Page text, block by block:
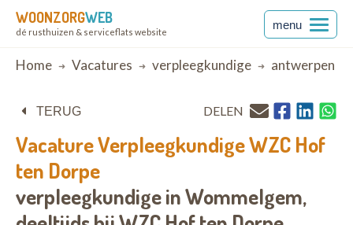
WOONZORGWEB
dé rusthuizen & serviceflats website
menu
Breadcrumb
Home Vacatures verpleegkundige antwerpen
TERUG DELEN
VacatureVerpleegkundige WZC Hof
ten Dorpe
verpleegkundige in Wommelgem,